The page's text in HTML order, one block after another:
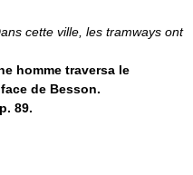
cette ville, les tramways ont
homme traversa le
de Besson.
89.